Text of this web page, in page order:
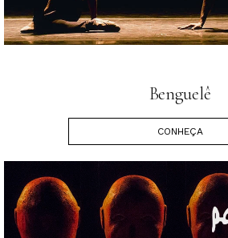
Benguelê
CONHEÇA